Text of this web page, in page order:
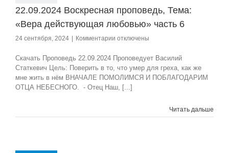
22.09.2024 Воскресная проповедь, Тема:
«Вера действующая любовью» часть 6
24 сентября, 2024 Комментарии к
22.09.2024
Воскресная
проповедь,
Тема:
«Вера
отключены
Скачать Проповедь 22.09.2024 Проповедует Василий
Статкевич Цель: Поверить в то, что умер для греха, как же
мне жить в нём ВНАЧАЛЕ ПОМОЛИМСЯ И ПОБЛАГОДАРИМ
ОТЦА НЕБЕСНОГО. - Отец Наш, [...]
Читать дальше